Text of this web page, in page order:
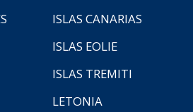
ISLAS CANARIAS
ISLAS EOLIE
ISLAS TREMITI
LETONIA